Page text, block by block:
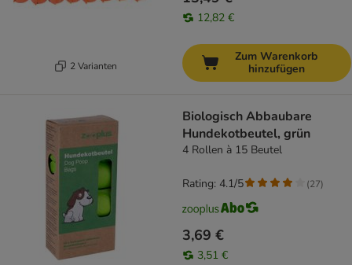
2 Varianten
12,82 €
Zum Warenkorb
hinzufügen
Biologisch Abbaubare
Hundekotbeutel, grün
4 Rollen à 15 Beutel
3,69 €
3,51 €
Rating: 4.1/5 (27)